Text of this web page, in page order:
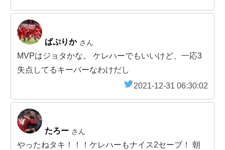
ぱぷりか さん
MVPはジョタかな。 ケレハーでもいいけど、一応3
失点してるキーパーなわけだし
2021-12-31 06:30:02
たろー さん
やったねタキ！！！ケレハーもナイス2セーブ！ 朝